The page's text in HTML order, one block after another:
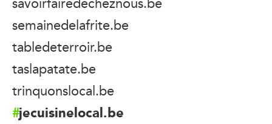
semainedelafrite.be
tabledeterroir.be
taslapatate.be
trinquonslocal.be
jecuisinelocal.be